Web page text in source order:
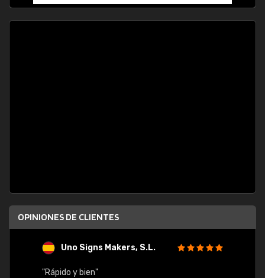
OPINIONES DE CLIENTES
Uno Signs Makers, S.L.
"Rápido y bien"